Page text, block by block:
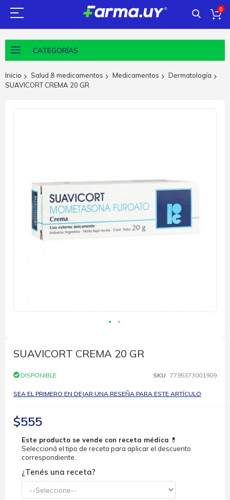
0
CATEGORÍAS
Inicio Salud & medicamentos Medicamentos
Dermatología
SUAVICORT CREMA 20 GR
comienzo
de
galería
imágenes
SUAVICORT CREMA 20 GR
DISPONIBLE SKU 7795373001909
SEA EL PRIMERO EN DEJAR UNA RESEÑA PARA ESTE ARTÍCULO
$555
Este producto se vende con receta médica 💊
Seleccioná el tipo de receta para aplicar el descuento
correspondiente.
¿Tenés una receta?